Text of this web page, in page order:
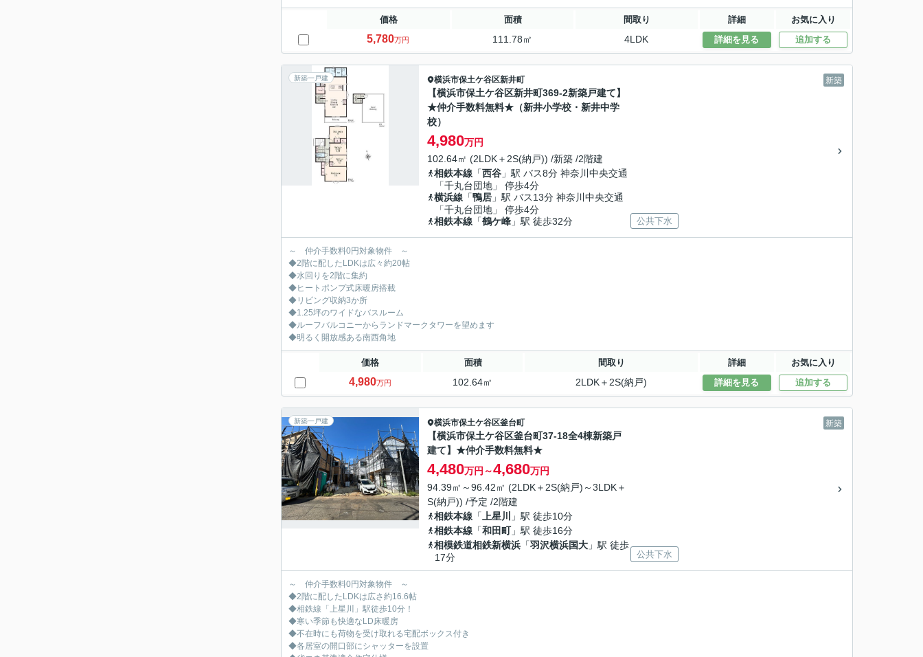
価格 面積 間取り 詳細 お気に入り
5,780万円 111.78㎡ 4LDK 詳細を見る 追加する
新築一戸建 新築
横浜市保土ケ谷区新井町
【横浜市保土ケ谷区新井町369-2新築戸建て】
★仲介手数料無料★（新井小学校・新井中学
校）
4,980万円
102.64㎡ (2LDK＋2S(納戸)) /新築 /2階建
相鉄本線 「西谷 」駅 バス8分 神奈川中央交通
「千丸台団地」 停歩4分
横浜線 「鴨居 」駅 バス13分 神奈川中央交通
「千丸台団地」 停歩4分
相鉄本線 「鶴ケ峰 」駅 徒歩32分 公共下水
～ 仲介手数料0円対象物件 ～
◆2階に配したLDKは広々約20帖
◆水回りを2階に集約
◆ヒートポンプ式床暖房搭載
◆リビング収納3か所
◆1.25坪のワイドなバスルーム
◆ルーフバルコニーからランドマークタワーを望めます
◆明るく開放感ある南西角地
価格 面積 間取り 詳細 お気に入り
4,980万円 102.64㎡ 2LDK＋2S(納戸) 詳細を見る 追加する
新築一戸建 新築
横浜市保土ケ谷区釜台町
【横浜市保土ケ谷区釜台町37-18全4棟新築戸
建て】★仲介手数料無料★
4,480万円～4,680万円
94.39㎡～96.42㎡ (2LDK＋2S(納戸)～3LDK＋
S(納戸)) /予定 /2階建
相鉄本線 「 上星川
」駅 徒歩10分
相鉄本線 「和田町」駅 徒歩16分
相模鉄道相鉄新横浜 「羽沢横浜国大 」駅 徒歩
17分
公共下水
～ 仲介手数料0円対象物件 ～
◆2階に配したLDKは広さ約16.6帖
◆相鉄線「上星川」駅徒歩10分！
◆寒い季節も快適なLD床暖房
◆不在時にも荷物を受け取れる宅配ボックス付き
◆各居室の開口部にシャッターを設置